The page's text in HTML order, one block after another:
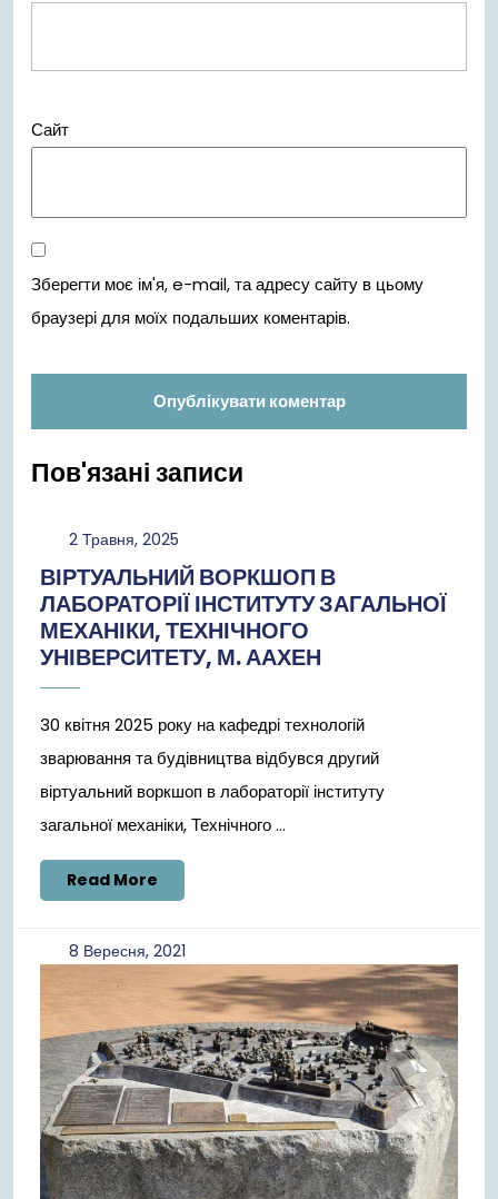
Сайт
Зберегти моє ім'я, e-mail, та адресу сайту в цьому
браузері для моїх подальших коментарів.
Пов'язані записи
2 Травня, 20252
2025
ВІРТУАЛЬНИЙ ВОРКШОП В
ЛАБОРАТОРІЇ ІНСТИТУТУ ЗАГАЛЬНОЇ
МЕХАНІКИ, ТЕХНІЧНОГО
УНІВЕРСИТЕТУ, М. ААХЕН
30 квітня 2025 року на кафедрі технологій
зварювання та будівництва відбувся другий
віртуальний воркшоп в лабораторії інституту
загальної механіки, Технічного ...
Read More
More
8 Вересня, 20218
Вересня,
2021